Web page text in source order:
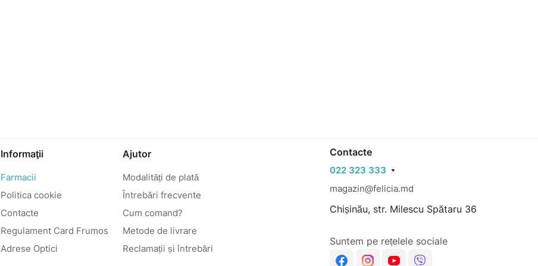
Informaţii
Farmacii
Politica cookie
Contacte
Regulament Card Frumos
Adrese Optici
Ajutor
Modalități de plată
Întrebări frecvente
Cum comand?
Metode de livrare
Reclamații și întrebări
Contacte
022 323 333
magazin@felicia.md
Chișinău, str. Milescu Spătaru 36
Suntem pe rețelele sociale